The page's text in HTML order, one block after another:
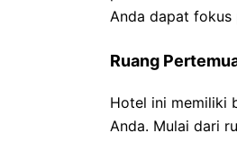
Anda dapat fokus
Ruang
Hotel ini memiliki
Anda. Mulai dari